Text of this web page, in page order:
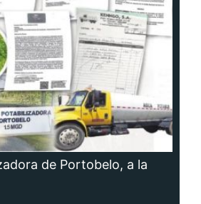
de Portobelo, a la